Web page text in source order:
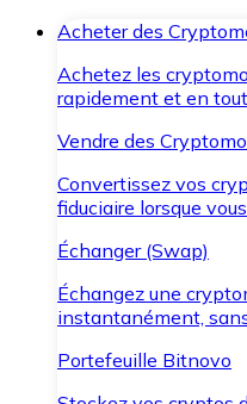
Acheter des
Achetez les
rapidement et en
Vendre des
Convertissez vos
fiduciaire lorsque
Échanger (Swap)
Échangez une
instantanément,
Portefeuille Bitnovo